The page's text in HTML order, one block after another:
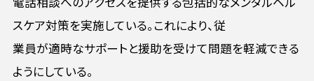
電話相談へのアクセスを提供する包括的なメンタルヘル
スケア対策を実施している。これにより、従
業員が適時なサポートと援助を受けて問題を軽減できる
ようにしている。